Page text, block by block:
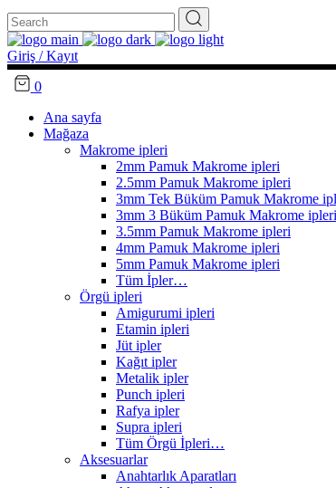
Search
for:
Giriş / Kayıt
0
Ana sayfa
Mağaza
Makrome ipleri
2mm Pamuk Makrome ipleri
2.5mm Pamuk Makrome ipleri
3mm Tek Büküm Pamuk Makrome
3mm 3 Büküm Pamuk Makrome ipleri
3.5mm Pamuk Makrome ipleri
4mm Pamuk Makrome ipleri
5mm Pamuk Makrome ipleri
Tüm İpler…
Örgü ipleri
Amigurumi ipleri
Etamin ipleri
Jüt ipler
Kağıt ipler
Metalik ipler
Punch ipleri
Rafya ipler
Supra ipleri
Tüm Örgü İpleri…
Aksesuarlar
Anahtarlık Aparatları